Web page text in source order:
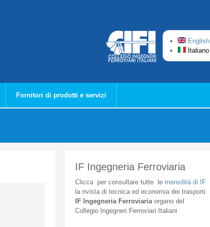
English
Italiano
Fornitori di prodotti e servizi
IF Ingegneria Ferroviaria
Cliccaper consultare tuttele mensilità di IF
la rivista di tecnica ed economia dei trasporti
IF Ingegneria Ferroviaria organodel
Collegio
Ingegneri Ferroviari Italiani